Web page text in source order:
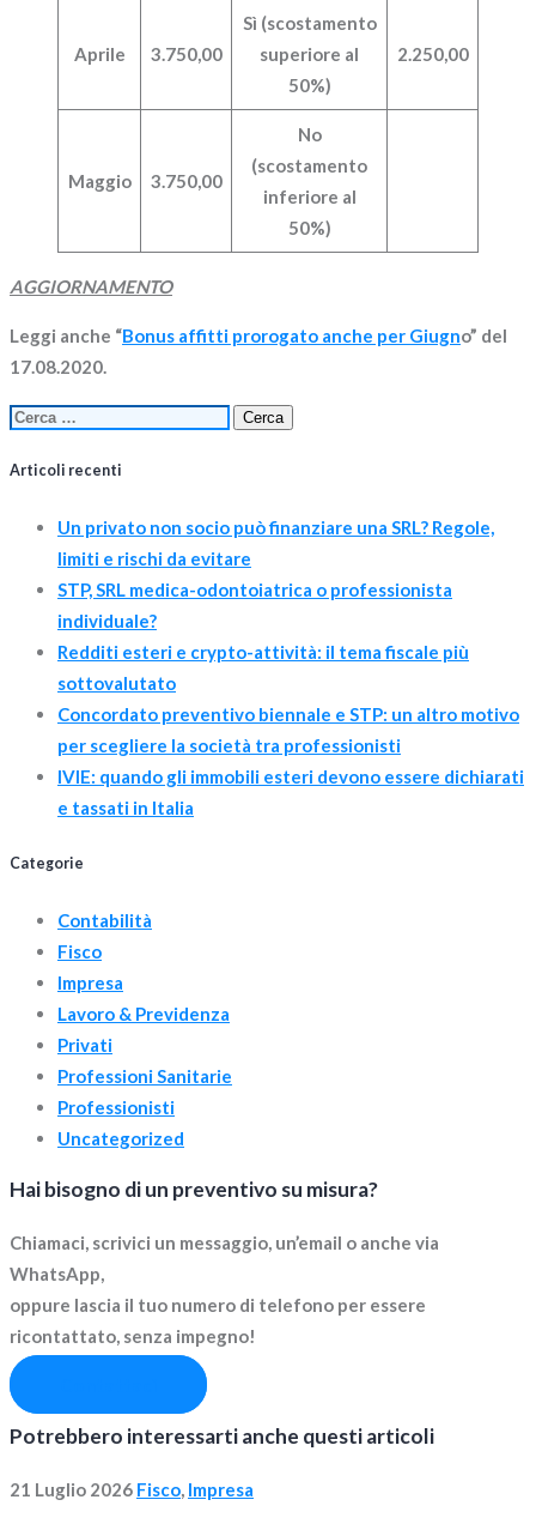
Aprile 3.750,00
Sì (scostamento
superiore al
50%)
2.250,00
Maggio 3.750,00
No
(scostamento
inferiore al
50%)
AGGIORNAMENTO
Leggi anche “Bonus affitti prorogato anche per Giugno” del
17.08.2020.
Ricerca
Articoli recenti
Un privato non socio può finanziare una SRL? Regole,
limiti e rischi da evitare
STP, SRL medica-odontoiatrica o professionista
individuale?
Redditi esteri e crypto-attività: il tema fiscale più
sottovalutato
Concordato preventivo biennale e STP: un altro motivo
per scegliere la società tra professionisti
IVIE: quando gli immobili esteri devono essere dichiarati
e tassati in Italia
Categorie
Contabilità
Fisco
Impresa
Lavoro & Previdenza
Privati
Professioni Sanitarie
Professionisti
Uncategorized
Hai bisogno di un preventivo su misura?
Chiamaci, scrivici un messaggio, un’email o anche via
WhatsApp,
oppure lascia il tuo numero di telefono per essere
ricontattato, senza impegno!
Potrebbero interessarti anche questi articoli
21 Luglio 2026 Fisco, Impresa